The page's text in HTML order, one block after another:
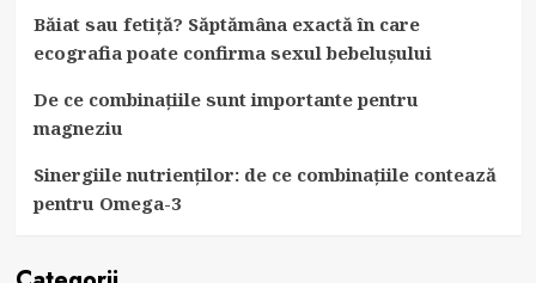
Băiat sau fetiță? Săptămâna exactă în care
ecografia poate confirma sexul bebelușului
De ce combinațiile sunt importante pentru
magneziu
Sinergiile nutrienților: de ce combinațiile contează
pentru Omega-3